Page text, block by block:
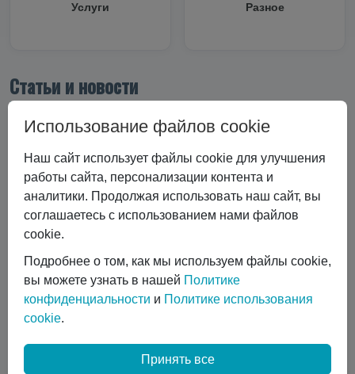
Услуги Разное
Статьи и новости
Все статьи
#Криоцилиндры
#Технические характеристики
#Вертикальные криоцилиндры
#Эксплуатация криоцилиндра
#Экономика и выбор
#Сравнение технологий
#Газовый лазер
#Горизонтальные криоцилиндры
#Ремонт и обслуживание
#коботы
#автоматизация сварки
#Транспортировка жидких газов
#Газовые баллоны
#Вентиль выдачи жидкости
Показать все
Использование файлов cookie
Наш сайт использует файлы cookie для улучшения
работы сайта, персонализации контента и
аналитики. Продолжая использовать наш сайт, вы
соглашаетесь с использованием нами файлов
cookie.
Подробнее о том, как мы используем файлы cookie,
вы можете узнать в нашей Политике
конфиденциальности и Политике использования
cookie.
Принять все